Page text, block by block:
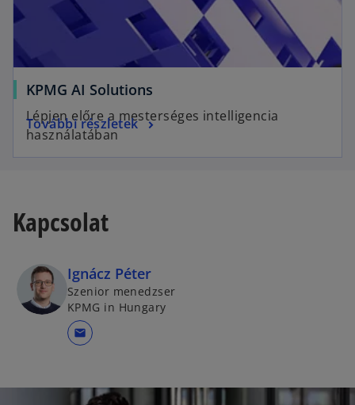
KPMG AI Solutions
Lépjen előre a mesterséges intelligencia
használatában
További részletek
Kapcsolat
Ignácz Péter
Szenior menedzser
KPMG in Hungary
mail